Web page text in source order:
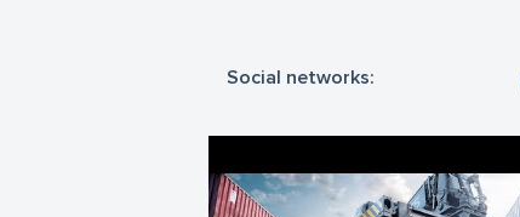
Social networks: